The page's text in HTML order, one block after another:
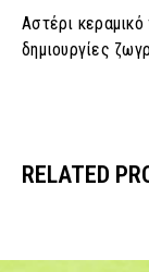
Αστέρι
δημιουργίες
RELATED